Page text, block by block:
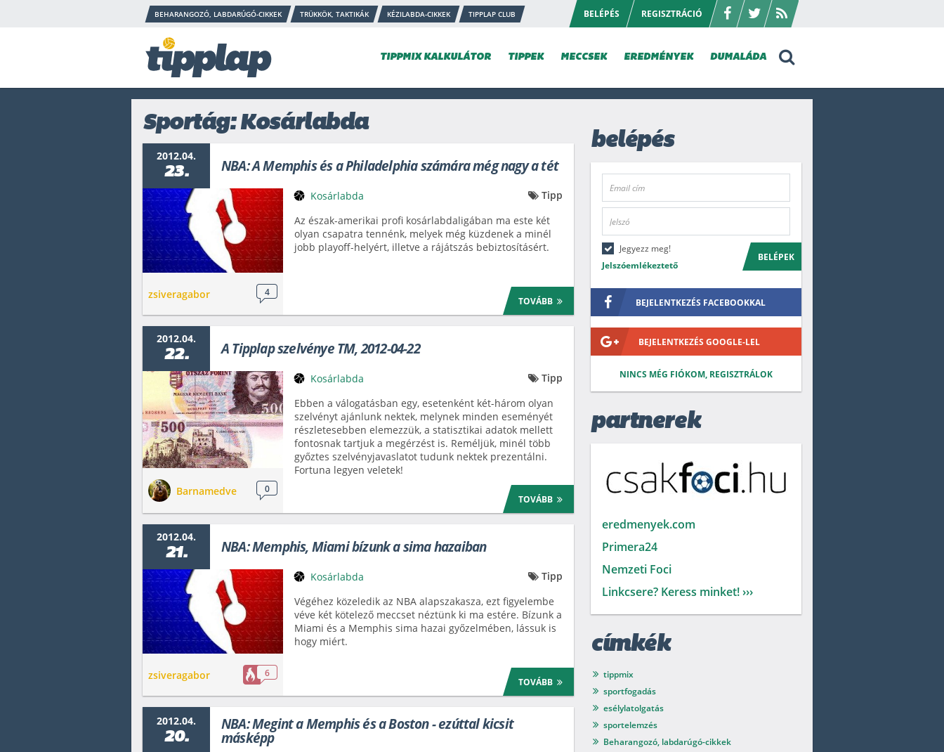
BEHARANGOZÓ, LABDARÚGÓ-CIKKEK TRÜKKÖK, TAKTIKÁK KÉZILABDA-CIKKEK TIPPLAP CLUB BELÉPÉS REGISZTRÁCIÓ
TIPPMIX KALKULÁTOR TIPPEK MECCSEK EREDMÉNYEK DUMALÁDA
Sportág: Kosárlabda
2012.04.
23. NBA: A Memphis és a Philadelphia számára még nagy a tét
zsiveragabor 4
Kosárlabda
Tipp
Az észak-amerikai profi kosárlabdaligában ma este két
olyan csapatra tennénk, melyek még küzdenek a minél
jobb playoff-helyért, illetve a rájátszás bebiztosításért.
TOVÁBB
2012.04.
22. A Tipplap szelvénye TM, 2012-04-22
Barnamedve 0
Kosárlabda
Tipp
Ebben a válogatásban egy, esetenként két-három olyan
szelvényt ajánlunk nektek, melynek minden eseményét
részletesebben elemezzük, a statisztikai adatok mellett
fontosnak tartjuk a megérzést is. Reméljük, minél több
győztes szelvényjavaslatot tudunk nektek prezentálni.
Fortuna legyen veletek!
TOVÁBB
2012.04.
21. NBA: Memphis, Miami bízunk a sima hazaiban
zsiveragabor 6
Kosárlabda
Tipp
Végéhez közeledik az NBA alapszakasza, ezt figyelembe
véve két kötelező meccset néztünk ki ma estére. Bízunk a
Miami és a Memphis sima hazai győzelmében, lássuk is
hogy miért.
TOVÁBB
2012.04.
20.
NBA: Megint a Memphis és a Boston - ezúttal kicsit
másképp
belépés
Jegyezz meg!
Jelszóemlékeztető
BELÉPEK
BEJELENTKEZÉS FACEBOOKKAL
BEJELENTKEZÉS GOOGLE-LEL
NINCS MÉG FIÓKOM, REGISZTRÁLOK
partnerek
eredmenyek.com
Primera24
Nemzeti Foci
Linkcsere? Keress minket! ›››
címkék
tippmix
sportfogadás
esélylatolgatás
sportelemzés
Beharangozó, labdarúgó-cikkek